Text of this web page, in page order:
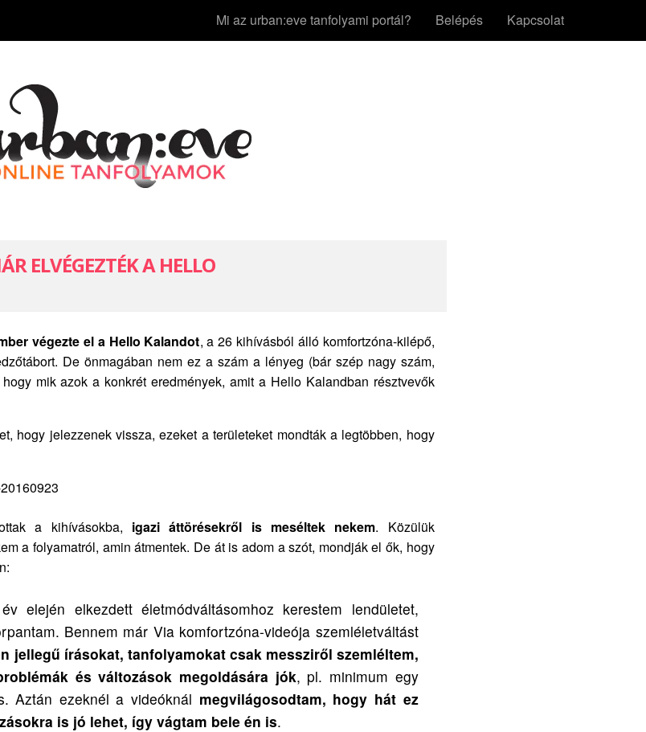
Mi az urban:eve tanfolyami portál? Belépés Kapcsolat
ELVÉGEZTÉK A HELLO
végezte el a Hello Kalandot, a 26 kihívásból álló komfortzóna-kilépő,
De önmagában nem ez a szám a lényeg (bár szép nagy szám,
mik azok a konkrét eredmények, amit a Hello Kalandban résztvevők
hogy jelezzenek vissza, ezeket a területeket mondták a legtöbben, hogy
a kihívásokba, igazi áttörésekről is meséltek nekem. Közülük
a folyamatról, amin átmentek. De át is adom a szót, mondják el ők, hogy
elején elkezdett életmódváltásomhoz kerestem lendületet,
Bennem már Via komfortzóna-videója szemléletváltást
jellegű írásokat, tanfolyamokat csak messziről szemléltem,
és változások megoldására jók, pl. minimum egy
Aztán ezeknél a videóknál megvilágosodtam, hogy hát ez
is jó lehet, így vágtam bele én is.